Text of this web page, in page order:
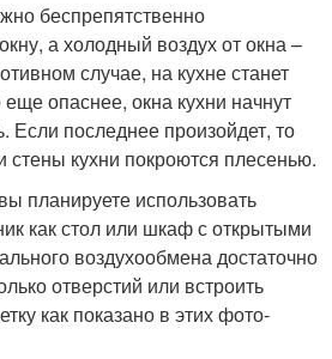
беспрепятственно
а холодный воздух от окна –
случае, на кухне станет
опаснее, окна кухни начнут
Если последнее произойдет, то
стены кухни покроются плесенью.
планируете использовать
как стол или шкаф с открытыми
воздухообмена достаточно
отверстий или встроить
как показано в этих фото-